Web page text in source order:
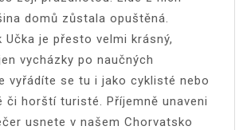
domů zůstala opuštěná.
Učka je přesto velmi krásný,
vycházky po naučných
vyřádíte se tu i jako cyklisté nebo
či horští turisté. Příjemně unaveni
usnete v našem Chorvatsko